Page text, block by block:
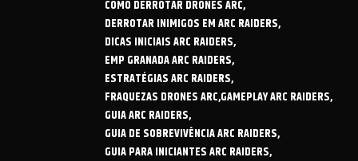
COMO DERROTAR DRONES ARC
DERROTAR INIMIGOS EM ARC RAIDERS
DICAS INICIAIS ARC RAIDERS
EMP GRANADA ARC RAIDERS
ESTRATÉGIAS ARC RAIDERS
FRAQUEZAS DRONES ARC GAMEPLAY ARC RAIDERS
GUIA ARC RAIDERS
GUIA DE SOBREVIVÊNCIA ARC RAIDERS
GUIA PARA INICIANTES ARC RAIDERS